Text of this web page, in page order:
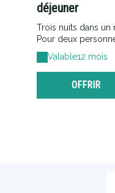
déjeuner
Trois nuits dans un
Pour deux
Valable12 mois
OFFRIR